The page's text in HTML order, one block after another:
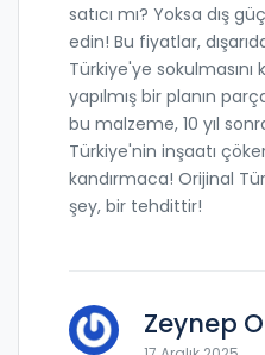
satıcı mı? Yoksa dış
edin! Bu fiyatlar,
Türkiye'ye sokulmasını
yapılmış bir planın
bu malzeme, 10 yıl sonra
Türkiye'nin inşaatı
kandırmaca! Orijinal
şey, bir tehdittir!
Zeynep